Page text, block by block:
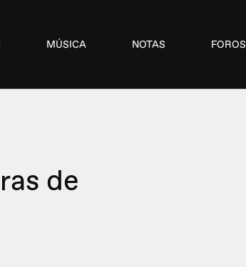
MÚSICA NOTAS FOROS
de